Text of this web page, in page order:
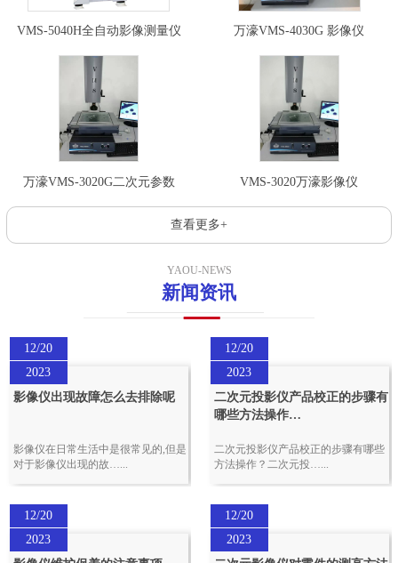
VMS-5040H全自动影像测量仪 万濠VMS-4030G 影像仪
万濠VMS-3020G二次元参数 VMS-3020万濠影像仪
查看更多+
YAOU-NEWS
新闻资讯
12/20
2023
影像仪出现故障怎么去排除呢
影像仪在日常生活中是很常见的,但是
对于影像仪出现的故…...
12/20
2023
二次元投影仪产品校正的步骤有
哪些方法操作…
二次元投影仪产品校正的步骤有哪些
方法操作？二次元投…...
12/20
2023
12/20
2023